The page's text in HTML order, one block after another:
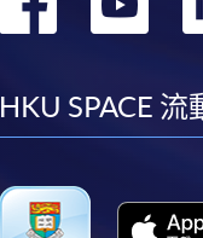
HKU SPACE